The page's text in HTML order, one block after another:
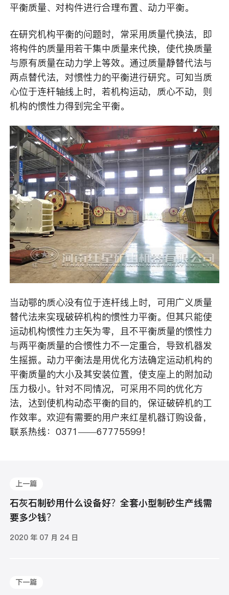
平衡质量、对构件进行合理布置、动力平衡。
在研究机构平衡的问题时，常采用质量代换法，即
将构件的质量用若干集中质量来代换，使代换质量
与原有质量在动力学上等效。通过质量静替代法与
两点替代法，对惯性力的平衡进行研究。可知当质
心位于连杆轴线上时，若机构运动，质心不动，则
机构的惯性力得到完全平衡。
当动鄂的质心没有位于连杆线上时，可用广义质量
替代法来实现破碎机构的惯性力平衡。但其只能使
运动机构惯性力主矢为零，且不平衡质量的惯性力
与两平衡质量的合惯性力不一定重合，导致机器发
生摇振。动力平衡法是用优化方法确定运动机构的
平衡质量的大小及其安装位置，使支座上的附加动
压力极小。针对不同情况，可采用不同的优化方
法，达到使机构动态平衡的目的，保证破碎机的工
作效率。欢迎有需要的用户来红星机器订购设备，
联系热线：0371——67775599！
上一篇
石灰石制砂用什么设备好？全套小型制砂生产线需
要多少钱？
2020 年 07 月 24 日
下一篇